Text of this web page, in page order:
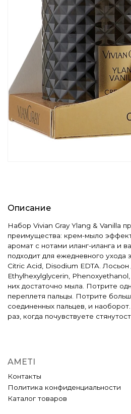
Описание
Набор Vivian Gray Ylang & Vanilla
преимущества: крем-мыло
аромат с нотами иланг-иланга и
подходит для ежедневного
Citric Acid, Disodium EDTA.
Ethylhexylglycerin,
них достаточно мыла. Потрите
переплетя пальцы. Потрите
соединенных пальцев, и
раз, когда почувствуете
AMETI
Контакты
Политика конфиденциальности
Каталог товаров